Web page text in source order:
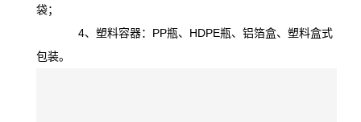
袋；
4、塑料容器：PP瓶、HDPE瓶、铝箔盒、塑料盒式
包装。